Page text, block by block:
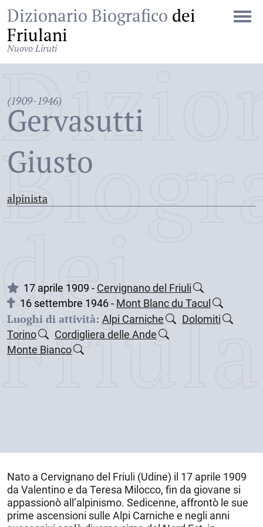
Dizionario Biografico dei
Friulani
Nuovo Liruti
(1909-1946)
Gervasutti
Giusto
alpinista
dei
17 aprile 1909 - Cervignano del Friuli
16 settembre 1946 - Mont Blanc du Tacul
Luoghi di attività: Alpi Carniche
Dolomiti
Torino
Cordigliera delle Ande
Monte Bianco
Nato a Cervignano del Friuli (Udine) il 17 aprile 1909
da Valentino e da Teresa Milocco, fin da giovane si
appassionò all’alpinismo. Sedicenne, affrontò le sue
prime ascensioni sulle Alpi Carniche e negli anni